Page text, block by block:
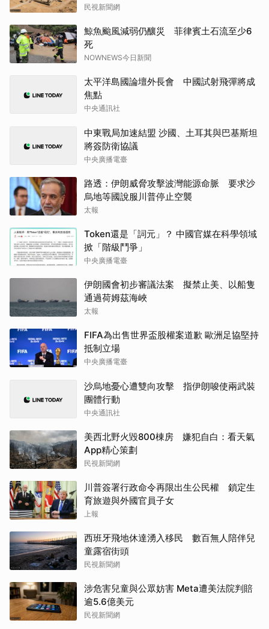
民視新聞網
鯨魚颱風減弱仍釀災 菲律賓土石流至少6
死
NOWNEWS今日新聞
太平洋島國論壇外長會 中國試射飛彈將成
焦點
中央通訊社
中東戰局加速結盟 沙國、土耳其與巴基斯坦
將簽防衛協議
中央廣播電臺
路透：伊朗威脅攻擊波灣能源命脈 要求沙
烏地等國說服川普停止空襲
太報
Token還是「詞元」？ 中國官媒在科學領域
掀「階級鬥爭」
中央廣播電臺
伊朗國會初步審議法案 擬禁止美、以船隻
通過荷姆茲海峽
太報
FIFA為出售世界盃股權案道歉 歐洲足協堅持
抵制立場
中央廣播電臺
沙烏地憂心遭雙向攻擊 指伊朗唆使兩武裝
團體行動
中央通訊社
美西北野火毀800棟房 嫌犯自白：看天氣
App精心策劃
民視新聞網
川普簽署行政命令再限出生公民權 鎖定生
育旅遊與外國官員子女
上報
西班牙飛地休達湧入移民 數百無人陪伴兒
童露宿街頭
民視新聞網
涉危害兒童與公眾妨害 Meta遭美法院判賠
逾5.6億美元
民視新聞網